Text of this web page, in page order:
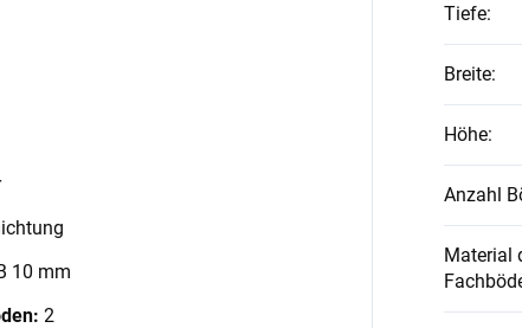
10 mm
2
Tiefe:
Breite:
Höhe:
Anzahl
Material